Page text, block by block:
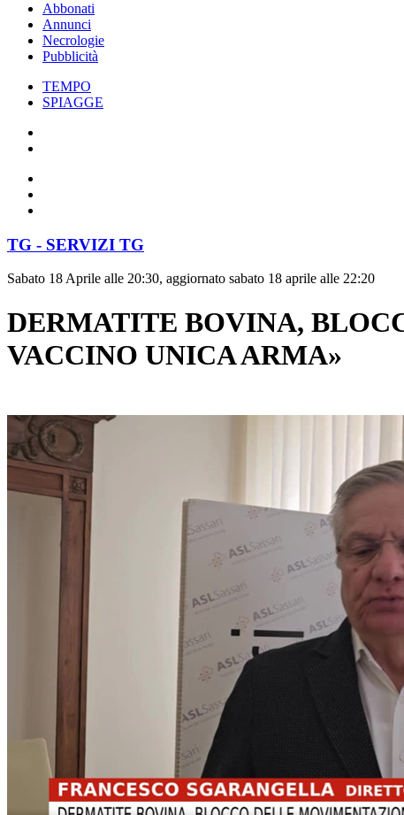
Abbonati
Annunci
Necrologie
Pubblicità
TEMPO
SPIAGGE
TG - SERVIZI TG
Sabato 18 Aprile alle 20:30, aggiornato sabato 18 aprile alle 22:20
DERMATITE BOVINA,
VACCINO UNICA ARMA»